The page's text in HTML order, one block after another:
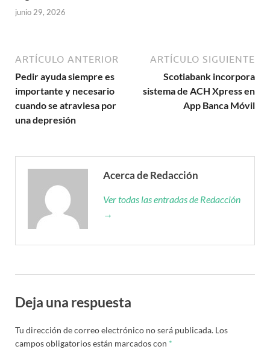
junio 29, 2026
ARTÍCULO ANTERIOR
Pedir ayuda siempre es
importante y necesario
cuando se atraviesa por
una depresión
ARTÍCULO SIGUIENTE
Scotiabank incorpora
sistema de ACH Xpress en
App Banca Móvil
Acerca de Redacción
Ver todas las entradas de Redacción
→
Deja una respuesta
Tu dirección de correo electrónico no será publicada. Los
campos obligatorios están marcados con *